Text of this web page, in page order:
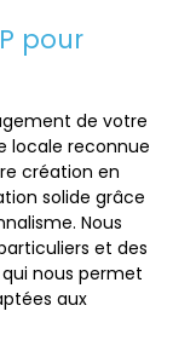
pour
de votre
locale reconnue
création en
solide grâce
Nous
et des
nous permet
aux